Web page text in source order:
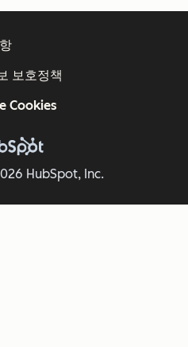
HubSpot, Inc.
보호정책
Cookies